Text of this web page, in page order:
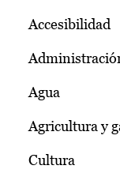
Accesibilidad
Agua
Agricultura y
Cultura